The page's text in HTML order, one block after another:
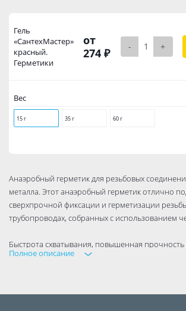
Гель
«СантехМастер»
красный.
Герметики
от
274 ₽
- +
Вес
15 г 35 г 60 г
Анаэробный герметик для резьбовых
металла. Этот анаэробный герметик отлично
сверхпрочной фиксации и герметизации
трубопроводах, собранных с использованием
Быстрота схватывания, повышенная прочность
разрушительным воздействиям. Соединение,
вибраций, огромного давления и влияния
Полное описание